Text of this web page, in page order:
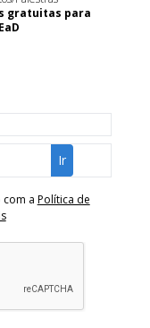
gratuitas para
a Política de